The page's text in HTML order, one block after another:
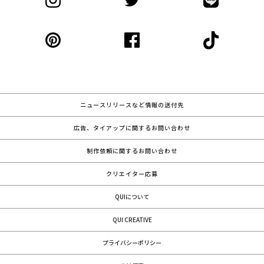
ニュースリリースなど情報の送付先
広告、タイアップに関するお問い合わせ
制作依頼に関するお問い合わせ
クリエイター応募
QUIについて
QUI CREATIVE
プライバシーポリシー